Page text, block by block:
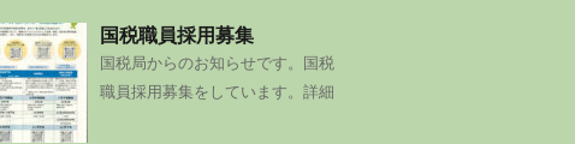
国税職員採用募集
国税局からのお知らせです。国税
職員採用募集をしています。詳細